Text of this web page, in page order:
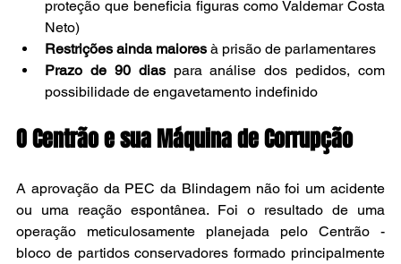
proteção que beneficia figuras como Valdemar Costa
Neto)
Restrições ainda maiores à prisão de parlamentares
Prazo de 90 dias para análise dos pedidos, com
possibilidade de engavetamento indefinido
O Centrão e sua Máquina de Corrupção
A aprovação da PEC da Blindagem não foi um acidente
ou uma reação espontânea. Foi o resultado de uma
operação meticulosamente planejada pelo Centrão -
bloco de partidos conservadores formado principalmente